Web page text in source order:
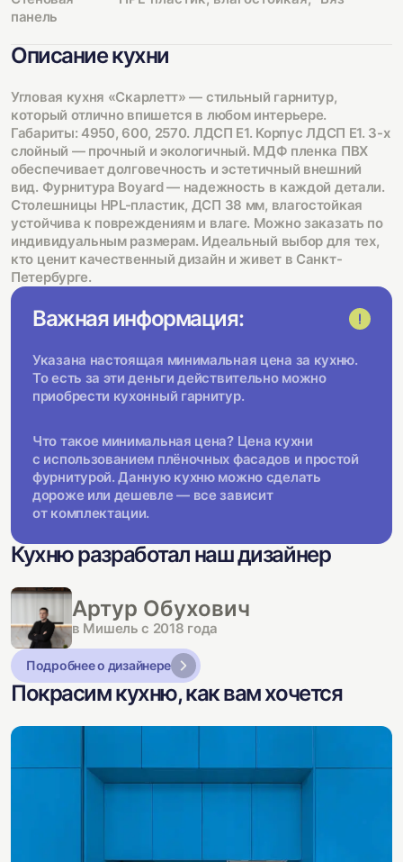
панель
Описание кухни
Угловая кухня «Скарлетт» — стильный гарнитур,
который отлично впишется в любом интерьере.
Габариты: 4950, 600, 2570. ЛДСП Е1. Корпус ЛДСП Е1. 3-х
слойный — прочный и экологичный. МДФ пленка ПВХ
обеспечивает долговечность и эстетичный внешний
вид. Фурнитура Boyard — надежность в каждой детали.
Столешницы HPL-пластик, ДСП 38 мм, влагостойкая
устойчива к повреждениям и влаге. Можно заказать по
индивидуальным размерам. Идеальный выбор для тех,
кто ценит качественный дизайн и живет в Санкт-
Петербурге.
Важная информация:
Указана настоящая минимальная цена за кухню.
То есть за эти деньги действительно можно
приобрести кухонный гарнитур.
Что такое минимальная цена? Цена кухни
с использованием плёночных фасадов и простой
фурнитурой. Данную кухню можно сделать
дороже или дешевле — все зависит
от комплектации.
Кухню разработал наш дизайнер
Артур Обухович
в Мишель с 2018 года
Подробнее о дизайнере
Покрасим кухню, как вам хочется